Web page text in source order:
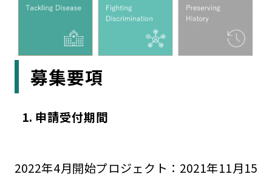
募集要項
1. 申請受付期間
2022年4月開始プロジェクト：2021年11月15